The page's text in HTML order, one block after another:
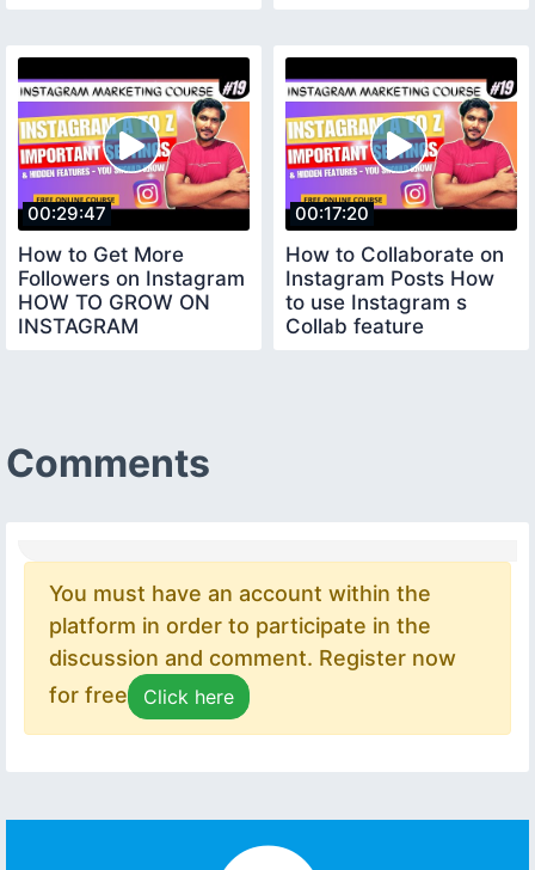
00:29:47
How to Get More
Followers on Instagram
HOW TO GROW ON
INSTAGRAM
00:17:20
How to Collaborate on
Instagram Posts How
to use Instagram s
Collab feature
Comments
You must have an account within the
platform in order to participate in the
discussion and comment. Register now
for free
Click here